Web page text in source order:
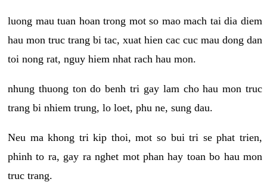
luong mau tuan hoan trong mot so mao mach tai dia diem
hau mon truc trang bi tac, xuat hien cac cuc mau dong dan
toi nong rat, nguy hiem nhat rach hau mon.
nhung thuong ton do benh tri gay lam cho hau mon truc
trang bi nhiem trung, lo loet, phu ne, sung dau.
Neu ma khong tri kip thoi, mot so bui tri se phat trien,
phinh to ra, gay ra nghet mot phan hay toan bo hau mon
truc trang.